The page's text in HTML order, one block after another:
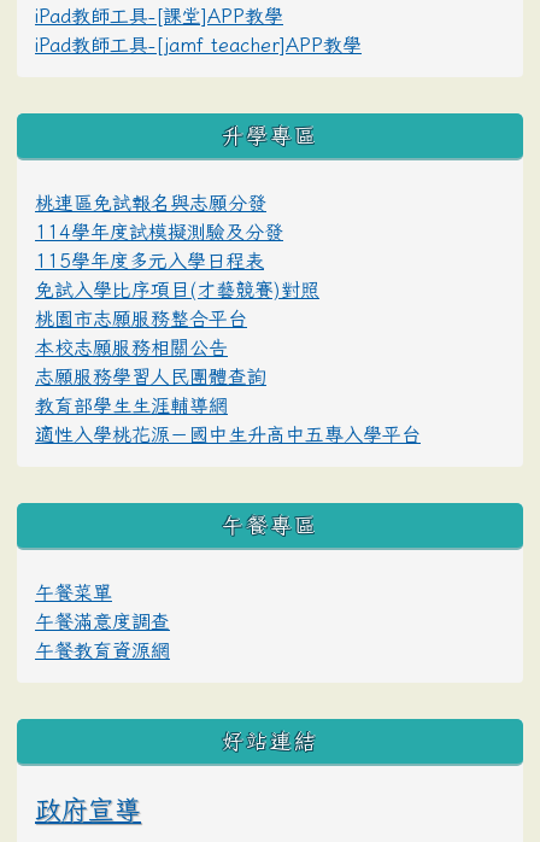
iPad教師工具-[課堂]APP教學
iPad教師工具-[jamf teacher]APP教學
升學專區
桃連區免試報名與志願分發
114學年度試模擬測驗及分發
115學年度多元入學日程表
免試入學比序項目(才藝競賽)對照
桃園市志願服務整合平台
本校志願服務相關公告
志願服務學習人民團體查詢
教育部學生生涯輔導網
適性入學桃花源－國中生升高中五專入學平台
午餐專區
午餐菜單
午餐滿意度調查
午餐教育資源網
好站連結
政府宣導